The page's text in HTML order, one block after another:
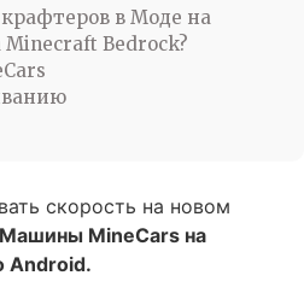
в Моде на
Bedrock?
скорость на новом
MineCars на
Android.